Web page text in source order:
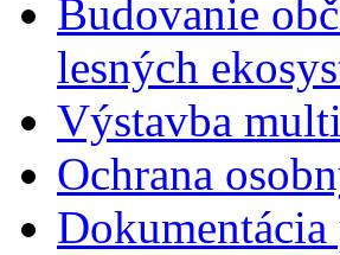
Budovanie
lesných
Výstavba
Ochrana